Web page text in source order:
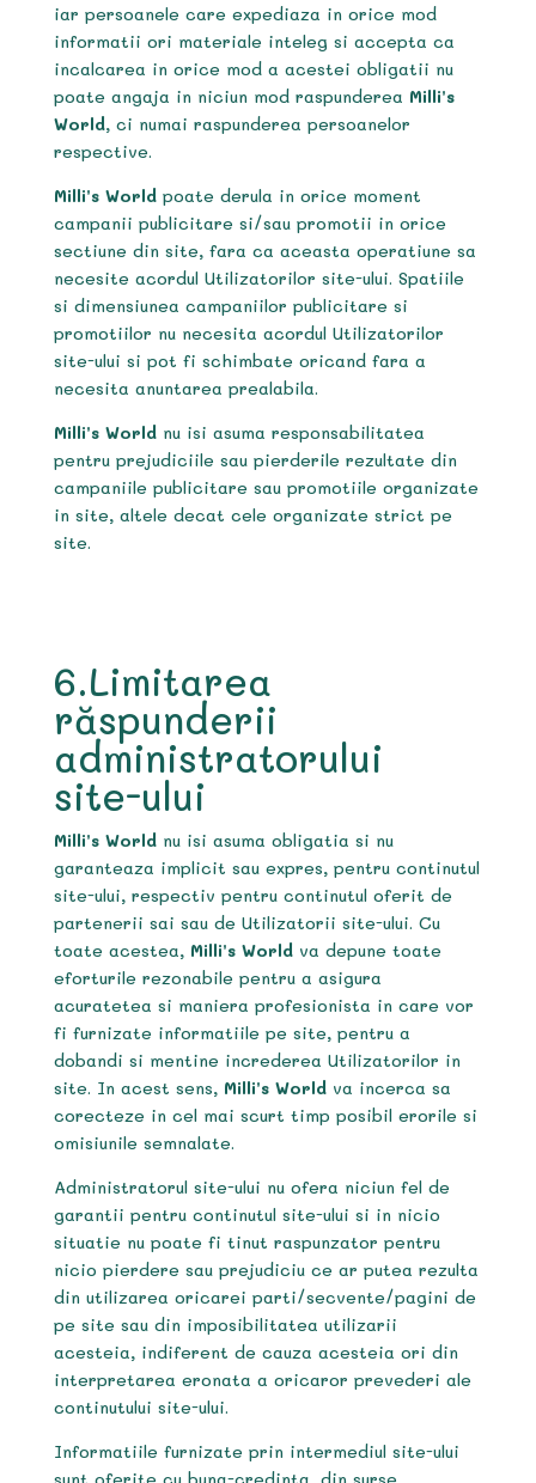
iar persoanele care expediaza in orice mod
informatii ori materiale inteleg si accepta ca
incalcarea in orice mod a acestei obligatii nu
poate angaja in niciun mod raspunderea Milli’s
World, ci numai raspunderea persoanelor
respective.
Milli’s Worldpoate derula in orice moment
campanii publicitare si/sau promotii in orice
sectiune din site, fara ca aceasta operatiune sa
necesite acordul Utilizatorilor site-ului. Spatiile
si dimensiunea campaniilor publicitare si
promotiilor nu necesita acordul Utilizatorilor
site-ului si pot fi schimbate oricand fara a
necesita anuntarea prealabila.
Milli’s Worldnu isi asuma responsabilitatea
pentru prejudiciile sau pierderile rezultate din
campaniile publicitare sau promotiile organizate
in site, altele decat cele organizate strict pe
site.
6.Limitarea
răspunderii
administratorului
site-ului
Milli’s Worldnu isi asuma obligatia si nu
garanteaza implicit sau expres, pentru continutul
site-ului, respectiv pentru continutul oferit de
partenerii sai sau de Utilizatorii site-ului. Cu
toate acestea, Milli’s Worldva depune toate
eforturile rezonabile pentru a asigura
acuratetea si maniera profesionista in care vor
fi furnizate informatiile pe site, pentru a
dobandi si mentine increderea Utilizatorilor in
site. In acest sens, Milli’s Worldva incerca sa
corecteze in cel mai scurt timp posibil erorile si
omisiunile semnalate.
Administratorul site-ului nu ofera niciun fel de
garantii pentru continutul site-ului si in nicio
situatie nu poate fi tinut raspunzator pentru
nicio pierdere sau prejudiciu ce ar putea rezulta
din utilizarea oricarei parti/secvente/pagini de
pe site sau din imposibilitatea utilizarii
acesteia, indiferent de cauza acesteia ori din
interpretarea eronata a oricaror prevederi ale
continutului site-ului.
Informatiile furnizate prin intermediul site-ului